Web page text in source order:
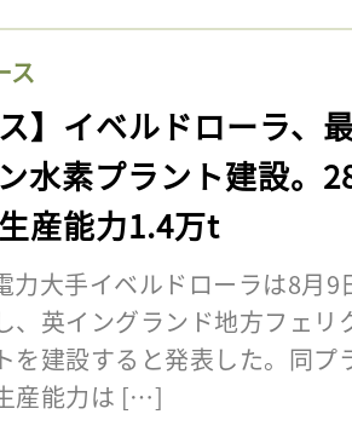
ス
ス】イベルドローラ、
水素プラント建設。
産能力1.4万t
力大手イベルドローラは8月9
、英イングランド地方フェリ
を建設すると発表した。同
産能力は […]